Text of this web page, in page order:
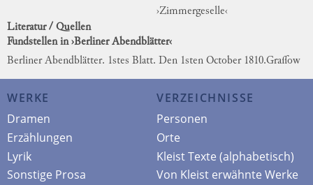
›Zimmergeselle‹
Literatur / Quellen
Fundstellen in ›Berliner Abendblätter‹
Berliner Abendblätter. 1stes Blatt. Den 1sten October 1810.Graſſow
WERKE
Dramen
Erzählungen
Lyrik
Sonstige Prosa
VERZEICHNISSE
Personen
Orte
Kleist Texte (alphabetisch)
Von Kleist erwähnte Werke